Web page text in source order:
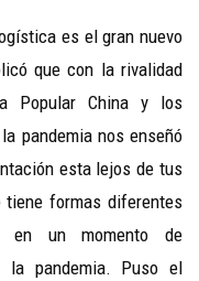
es el gran nuevo
que con la rivalidad
Popular China y los
pandemia nos enseñó
esta lejos de tus
tiene formas diferentes
un momento de
la pandemia. Puso el